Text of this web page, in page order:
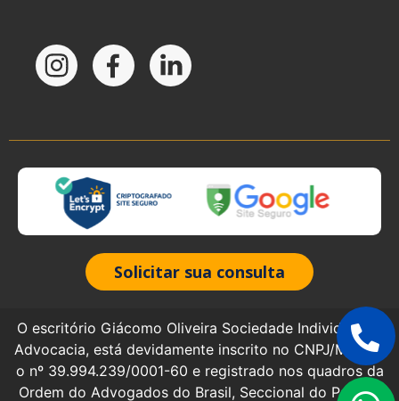
Solicitar sua consulta
O escritório Giácomo Oliveira Sociedade Individual de
Advocacia, está devidamente inscrito no CNPJ/MF sob
o nº 39.994.239/0001-60 e registrado nos quadros da
Ordem do Advogados do Brasil, Seccional do Paraná,